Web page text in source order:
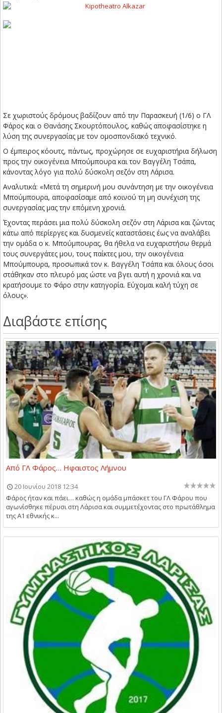
Σε χωριστούς δρόμους βαδίζουν από την Παρασκευή (1/6) ο ΓΛ
Φάρος και ο Θανάσης Σκουρτόπουλος, καθώς αποφασίστηκε η
λύση της συνεργασίας με τον ομοσπονδιακό τεχνικό.
Ο έμπειρος κόουτς, πάντως, προχώρησε σε ευχαριστήρια δήλωση
προς την οικογένεια Μπούμπουρα και τον Βαγγέλη Τσάπα,
κάνοντας λόγο για πολύ δύσκολη σεζόν στη Λάρισα.
Αναλυτικά: «Μετά τη σημερινή μου συνάντηση με την οικογένεια
Μπούμπουρα, αποφασίσαμε από κοινού τη μη συνέχιση της
συνεργασίας μας την επόμενη χρονιά.
Έχοντας περάσει μια πολύ δύσκολη σεζόν στη Λάρισα και ζώντας
κάτω από περίεργες και δυσμενείς καταστάσεις έως να αναλάβει
την ομάδα ο κ. Μπούμπουρας, θα ήθελα να ευχαριστήσω θερμά
τους συνεργάτες μου, τους παίκτες μου, την οικογένεια
Μπούμπουρα, προσωπικά τον κ. Βαγγέλη Τσάπα και όλους όσοι
στάθηκαν στο πλευρό μας ώστε να βγει αυτή η χρονιά και να
κρατήσουμε το Φάρο στην κατηγορία. Εύχομαι καλή τύχη σε
όλους».
Διαβάστε επίσης
Από ΓΛ Φάρος… Ηφαιστος Λήμνου
20 Ιουνίου 2018 12:34
Φάρος ήταν και πάει… καθώς η ομάδα μπάσκετ του ΓΛ Φάρου που
αγωνίσθηκε πέρυσι στη Λάρισα και συμμετέχοντας στο πρωτάθλημα
της Α1 εθνικής κ...